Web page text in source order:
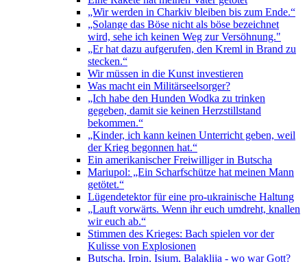
„Wir werden in Charkiv bleiben bis zum Ende.“
„Solange das Böse nicht als böse bezeichnet
wird, sehe ich keinen Weg zur Versöhnung."
„Er hat dazu aufgerufen, den Kreml in Brand zu
stecken.“
Wir müssen in die Kunst investieren
Was macht ein Militärseelsorger?
„Ich habe den Hunden Wodka zu trinken
gegeben, damit sie keinen Herzstillstand
bekommen.“
„Kinder, ich kann keinen Unterricht geben, weil
der Krieg begonnen hat.“
Ein amerikanischer Freiwilliger in Butscha
Mariupol: „Ein Scharfschütze hat meinen Mann
getötet.“
Lügendetektor für eine pro-ukrainische Haltung
„Lauft vorwärts. Wenn ihr euch umdreht, knallen
wir euch ab.“
Stimmen des Krieges: Bach spielen vor der
Kulisse von Explosionen
Butscha, Irpin, Isjum, Balaklija - wo war Gott?